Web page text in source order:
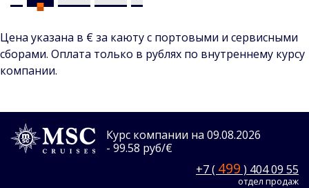
Цена указана в € за каюту с портовыми и сервисными
сборами. Оплата только в рублях по внутреннему курсу
компании.
Курс компании на 09.08.2026
- 99.58 руб/€
+7 ( 499 ) 404 09 55
отдел продаж